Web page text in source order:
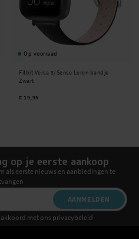
Op voorraad
Fitbit Versa 3/Sense Leren bandje
Zwart
€ 19,95
op je eerste aankoop
als eerste nieuws en aanbiedingen te
AANMELDEN
met ons privacybeleid